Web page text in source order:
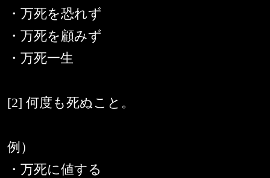
・万死を恐れず
・万死を顧みず
・万死一生
[2] 何度も死ぬこと。
例）
・万死に値する